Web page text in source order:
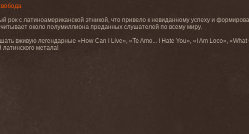
рок с латиноамериканской этникой, что привело к невиданному успеху и
около полумиллиона преданных слушателей по всему миру.
вживую легендарные «How Can I Live», «Te Amo... I Hate You», «I Am Loco»,
метала!